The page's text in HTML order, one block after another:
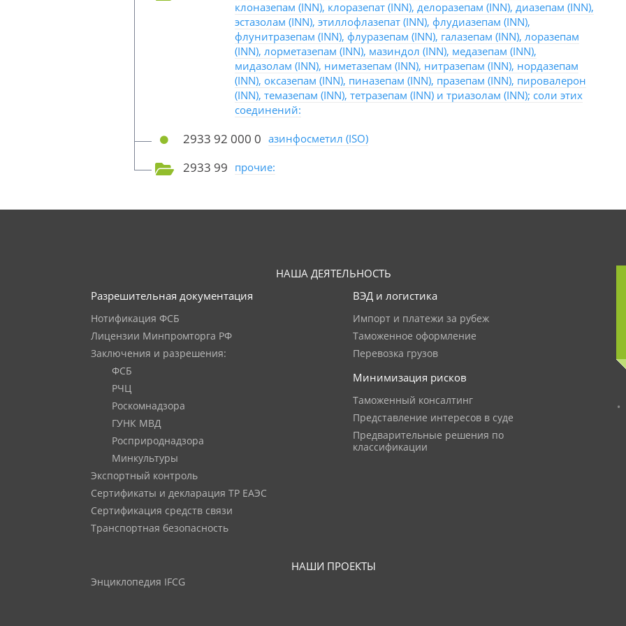
клоназепам (INN), клоразепат (INN), делоразепам (INN), диазепам (INN),
эстазолам (INN), этиллофлазепат (INN), флудиазепам (INN),
флунитразепам (INN), флуразепам (INN), галазепам (INN), лоразепам
(INN), лорметазепам (INN), мазиндол (INN), медазепам (INN),
мидазолам (INN), ниметазепам (INN), нитразепам (INN), нордазепам
(INN), оксазепам (INN), пиназепам (INN), празепам (INN), пировалерон
(INN), темазепам (INN), тетразепам (INN) и триазолам (INN); соли этих
соединений:
2933 92 000 0 азинфосметил (ISO)
2933 99 прочие:
НАША ДЕЯТЕЛЬНОСТЬ
Разрешительная документация
Нотификация ФСБ
Лицензии Минпромторга РФ
Заключения и разрешения:
ФСБ
РЧЦ
Роскомнадзора
ГУНК МВД
Росприроднадзора
Минкультуры
Экспортный контроль
Сертификаты и декларация ТР ЕАЭС
Сертификация средств связи
Транспортная безопасность
ВЭД и логистика
Импорт и платежи за рубеж
Таможенное оформление
Перевозка грузов
Минимизация рисков
Таможенный консалтинг
Представление интересов в суде
Предварительные решения по
классификации
НАШИ ПРОЕКТЫ
Энциклопедия IFCG